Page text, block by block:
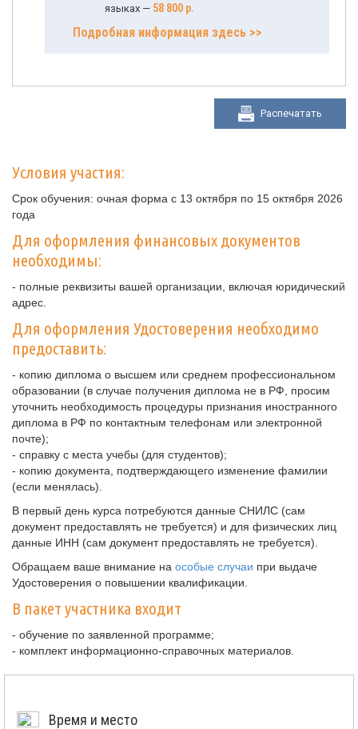
языках — 58 800 р.
Подробная информация здесь >>
Распечатать
Условия участия:
Срок обучения: очная форма с 13 октября по 15 октября 2026
года
Для оформления финансовых документов
необходимы:
- полные реквизиты вашей организации, включая юридический
адрес.
Для оформления Удостоверения необходимо
предоставить:
- копию диплома о высшем или среднем профессиональном
образовании (в случае получения диплома не в РФ, просим
уточнить необходимость процедуры признания иностранного
диплома в РФ по контактным телефонам или электронной
почте);
- справку с места учебы (для студентов);
- копию документа, подтверждающего изменение фамилии
(если менялась).
В первый день курса потребуются данные СНИЛС (сам
документ предоставлять не требуется) и для физических лиц
данные ИНН (сам документ предоставлять не требуется).
Обращаем ваше внимание на особые случаи при выдаче
Удостоверения о повышении квалификации.
В пакет участника входит
- обучение по заявленной программе;
- комплект информационно-справочных материалов.
Время и место